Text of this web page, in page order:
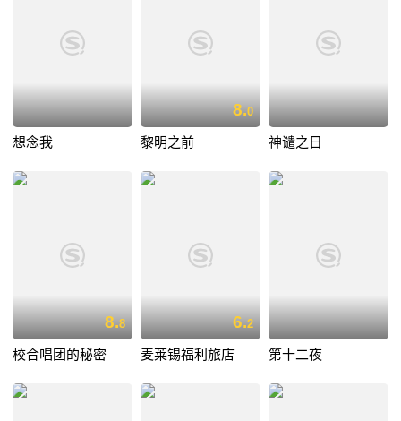
想念我
8.0
黎明之前 神谴之日
8.8
校合唱团的秘密
6.2
麦莱锡福利旅店 第十二夜